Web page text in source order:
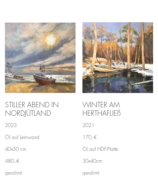
STILLER ABEND IN
NORDJÜTLAND
2023
Öl auf Leinwand
40x50 cm
480,-€
gerahmt
WINTER AM
HERTHAFLIEß
2021
170,-€
Öl auf HDF-Platte
30x40cm
gerahmt